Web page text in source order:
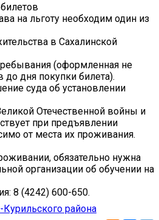
на льготу необходим один из
в Сахалинской
(оформленная не
дня покупки билета).
суда об установлении
Отечественной войны и
при предъявлении
от места их проживания.
обязательно нужна
организации об обучении на
8 (4242) 600-650.
района